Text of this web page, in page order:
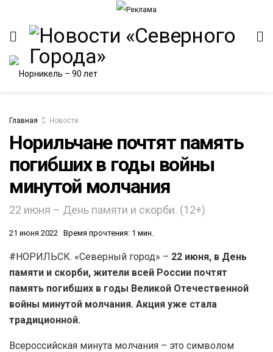
Главная Новости
Норильчане почтят память
погибших в годы войны
минутой молчания
22 июня – День памяти и скорби. (12+)
21 июня 2022 Время прочтения: 1 мин.
#НОРИЛЬСК. «Северный город» – 22 июня, в День
памяти и скорби, жители всей России почтят
память погибших в годы Великой Отечественной
войны минутой молчания. Акция уже стала
традиционной.
Всероссийская минута молчания – это символом